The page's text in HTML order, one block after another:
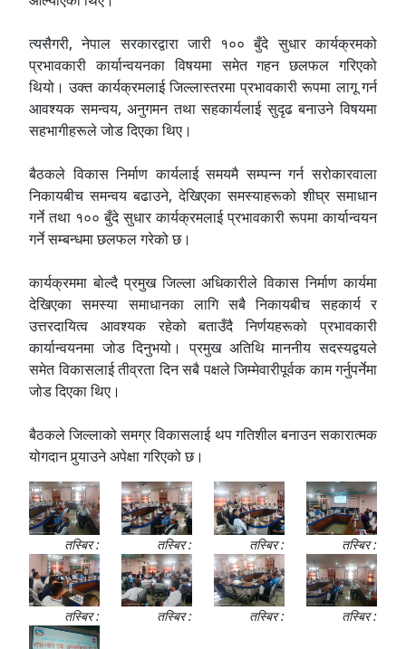
त्यसैगरी, नेपाल सरकारद्वारा जारी १०० बुँदे सुधार कार्यक्रमको
प्रभावकारी कार्यान्वयनका विषयमा समेत गहन छलफल गरिएको
थियो। उक्त कार्यक्रमलाई जिल्लास्तरमा प्रभावकारी रूपमा लागू गर्न
आवश्यक समन्वय, अनुगमन तथा सहकार्यलाई सुदृढ बनाउने विषयमा
सहभागीहरूले जोड दिएका थिए।
बैठकले विकास निर्माण कार्यलाई समयमै सम्पन्न गर्न सरोकारवाला
निकायबीच समन्वय बढाउने, देखिएका समस्याहरूको शीघ्र समाधान
गर्ने तथा १०० बुँदे सुधार कार्यक्रमलाई प्रभावकारी रूपमा कार्यान्वयन
गर्ने सम्बन्धमा छलफल गरेको छ।
कार्यक्रममा बोल्दै प्रमुख जिल्ला अधिकारीले विकास निर्माण कार्यमा
देखिएका समस्या समाधानका लागि सबै निकायबीच सहकार्य र
उत्तरदायित्व आवश्यक रहेको बताउँदै निर्णयहरूको प्रभावकारी
कार्यान्वयनमा जोड दिनुभयो। प्रमुख अतिथि माननीय सदस्यद्वयले
समेत विकासलाई तीव्रता दिन सबै पक्षले जिम्मेवारीपूर्वक काम गर्नुपर्नेमा
जोड दिएका थिए।
बैठकले जिल्लाको समग्र विकासलाई थप गतिशील बनाउन सकारात्मक
योगदान पुर्‍याउने अपेक्षा गरिएको छ।
तस्बिर : तस्बिर : तस्बिर : तस्बिर :
तस्बिर : तस्बिर : तस्बिर : तस्बिर :